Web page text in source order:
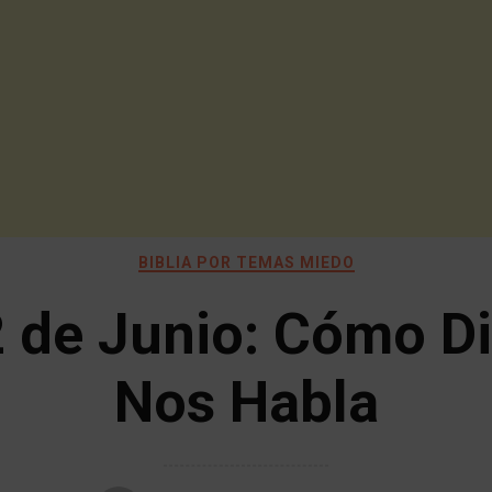
BIBLIA POR TEMAS MIEDO
de Junio: Cómo
Nos Habla